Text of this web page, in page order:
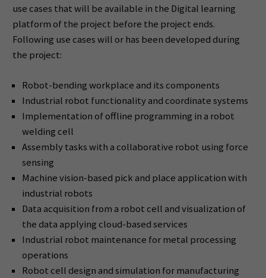
use cases that will be available in the Digital learning
platform of the project before the project ends.
Following use cases will or has been developed during
the project:
Robot-bending workplace and its components
Industrial robot functionality and coordinate systems
Implementation of offline programming in a robot
welding cell
Assembly tasks with a collaborative robot using force
sensing
Machine vision-based pick and place application with
industrial robots
Data acquisition from a robot cell and visualization of
the data applying cloud-based services
Industrial robot maintenance for metal processing
operations
Robot cell design and simulation for manufacturing